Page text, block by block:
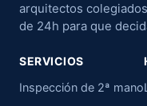
arquitectos
de 24h para que
SERVICIOS
Inspección de 2ª mano